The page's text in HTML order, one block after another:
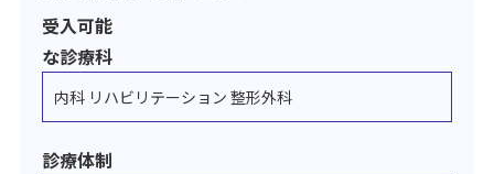
受入可能
な診療科
内科 リハビリテーション 整形外科
診療体制